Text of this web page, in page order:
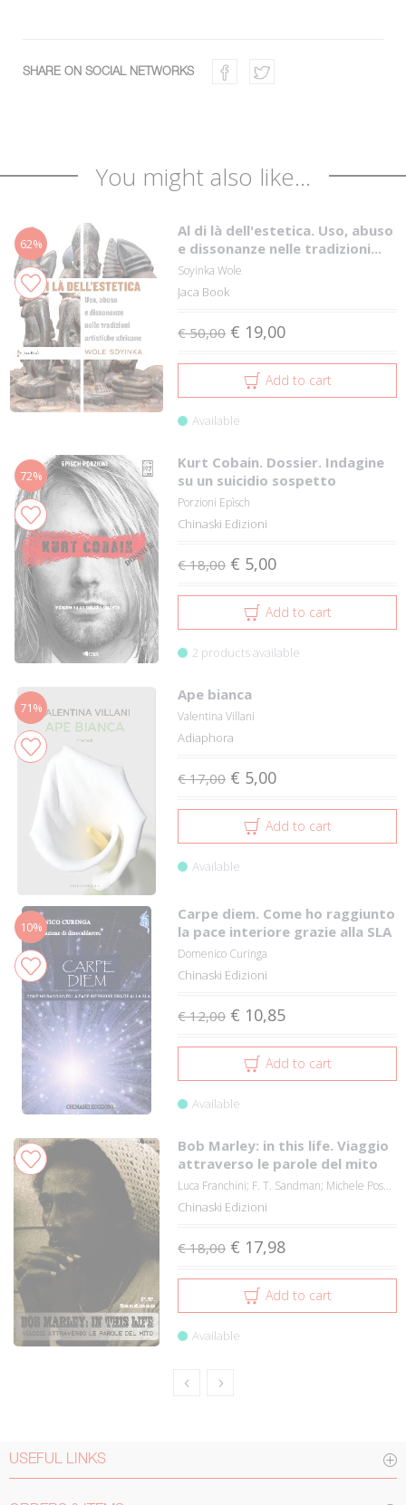
SHARE ON SOCIAL NETWORKS
You might also like...
62%
Al di là dell'estetica. Uso, abuso
e dissonanze nelle tradizioni...
Soyinka Wole
Jaca Book
€ 50,00 € 19,00
Add to cart
Available
72%
Kurt Cobain. Dossier. Indagine
su un suicidio sospetto
Porzioni Epìsch
Chinaski Edizioni
€ 18,00 € 5,00
Add to cart
2 products available
71%
Ape bianca
Valentina Villani
Adiaphora
€ 17,00 € 5,00
Add to cart
Available
10%
Carpe diem. Come ho raggiunto
la pace interiore grazie alla SLA
Domenico Curinga
Chinaski Edizioni
€ 12,00 € 10,85
Add to cart
Available
Bob Marley: in this life. Viaggio
attraverso le parole del mito
Luca Franchini; F. T. Sandman; Michele Pos...
Chinaski Edizioni
€ 18,00 € 17,98
Add to cart
Available
USEFUL LINKS